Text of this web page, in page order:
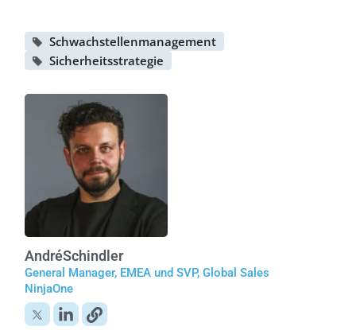
Schwachstellenmanagement
Sicherheitsstrategie
AndréSchindler
General Manager, EMEA und SVP, Global Sales
NinjaOne